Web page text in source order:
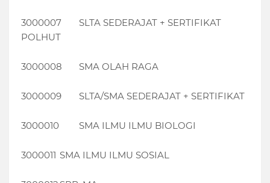
3000007
SLTA SEDERAJAT + SERTIFIKAT
POLHUT
3000008 SMA OLAH RAGA
3000009 SLTA/SMA SEDERAJAT + SERTIFIKAT
3000010 SMA ILMU ILMU BIOLOGI
3000011 SMA ILMU ILMU SOSIAL